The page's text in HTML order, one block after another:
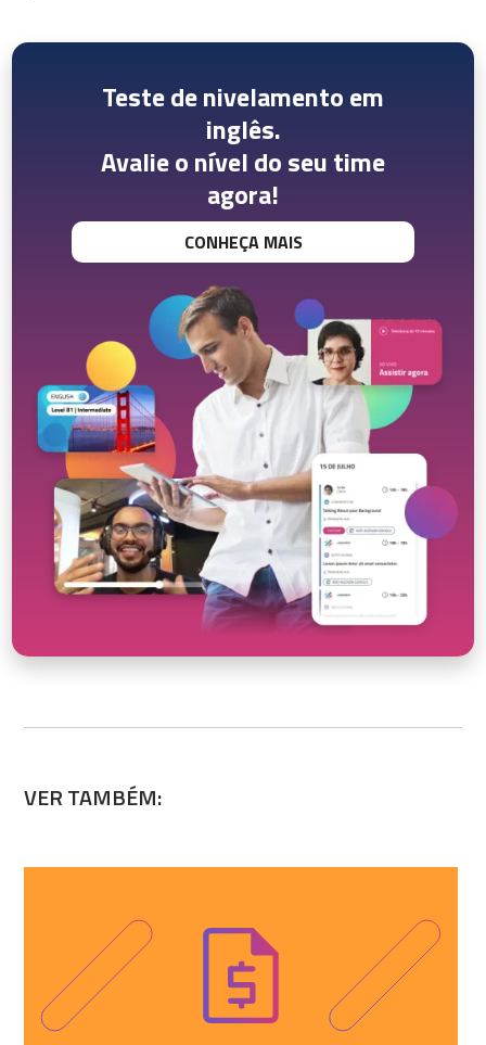
Teste de nivelamento em
inglês.
Avalie o nível do seu time
agora!
CONHEÇA MAIS
VER TAMBÉM: